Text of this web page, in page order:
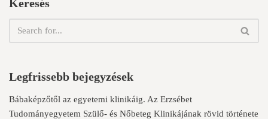
Keresés
Legfrissebb bejegyzések
Bábaképzőtől az egyetemi klinikáig. Az Erzsébet
Tudományegyetem Szülő- és Nőbeteg Klinikájának rövid története